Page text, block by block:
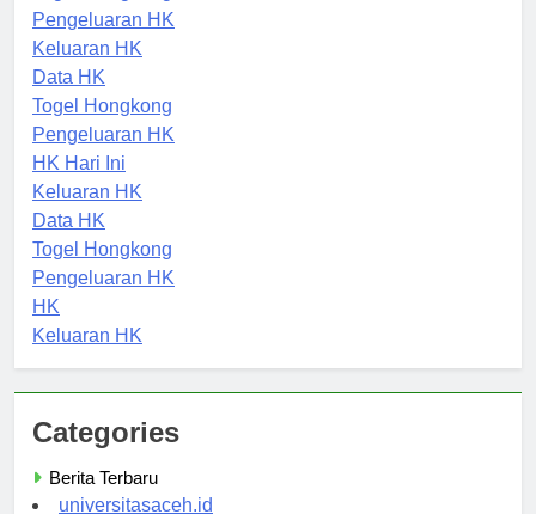
Togel Hongkong
Pengeluaran HK
Keluaran HK
Data HK
Togel Hongkong
Pengeluaran HK
HK Hari Ini
Keluaran HK
Data HK
Togel Hongkong
Pengeluaran HK
HK
Categories
Berita Terbaru